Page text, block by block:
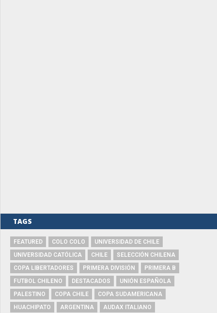
TAGS
FEATURED COLO COLO
UNIVERSIDAD DE CHILE
UNIVERSIDAD CATÓLICA
CHILE
SELECCIÓN CHILENA
COPA LIBERTADORES
PRIMERA DIVISIÓN
PRIMERA B
FUTBOL CHILENO
DESTACADOS
UNIÓN ESPAÑOLA
PALESTINO
COPA CHILE
COPA SUDAMERICANA
HUACHIPATO
ARGENTINA
AUDAX ITALIANO